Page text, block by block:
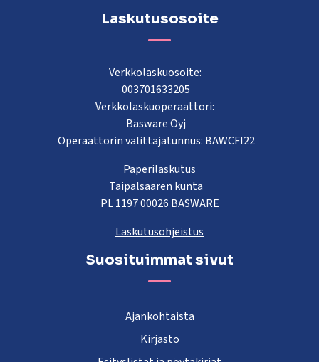
Laskutusosoite
Verkkolaskuosoite:
003701633205
Verkkolaskuoperaattori:
Basware Oyj
Operaattorin välittäjätunnus: BAWCFI22
Paperilaskutus
Taipalsaaren kunta
PL 1197 00026 BASWARE
Laskutusohjeistus
Suosituimmat sivut
Ajankohtaista
Kirjasto